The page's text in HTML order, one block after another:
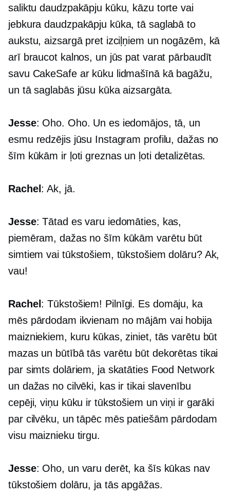
saliktu daudzpakāpju kūku, kāzu torte vai
jebkura daudzpakāpju kūka, tā saglabā to
aukstu, aizsargā pret izciļņiem un nogāzēm, kā
arī braucot kalnos, un jūs pat varat pārbaudīt
savu CakeSafe ar kūku lidmašīnā kā bagāžu,
un tā saglabās jūsu kūka aizsargāta.
Jesse: Oho. Oho. Un es iedomājos, tā, un
esmu redzējis jūsu Instagram profilu, dažas no
šīm kūkām ir ļoti greznas un ļoti detalizētas.
Rachel : Ak, jā.
Jesse: Tātad es varu iedomāties, kas,
piemēram, dažas no šīm kūkām varētu būt
simtiem vai tūkstošiem, tūkstošiem dolāru? Ak,
vau!
Rachel : Tūkstošiem! Pilnīgi. Es domāju, ka
mēs pārdodam ikvienam no mājām vai hobija
maizniekiem, kuru kūkas, ziniet, tās varētu būt
mazas un būtībā tās varētu būt dekorētas tikai
par simts dolāriem, ja skatāties Food Network
un dažas no cilvēki, kas ir tikai slavenību
cepēji, viņu kūku ir tūkstošiem un viņi ir garāki
par cilvēku, un tāpēc mēs patiešām pārdodam
visu maiznieku tirgu.
Jesse: Oho, un varu derēt, ka šīs kūkas nav
tūkstošiem dolāru, ja tās apgāžas.